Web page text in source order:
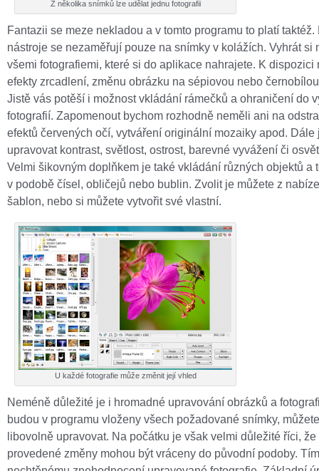
Z několika snímků lze udělat jednu fotografii
Fantazii se meze nekladou a v tomto programu to platí taktéž.
nástroje se nezaměřují pouze na snímky v kolážích. Vyhrát si
všemi fotografiemi, které si do aplikace nahrajete. K dispozici
efekty zrcadlení, změnu obrázku na sépiovou nebo
Jistě vás potěší i možnost vkládání rámečků a ohraničení do
fotografií. Zapomenout bychom rozhodně neměli ani na
efektů červených očí, vytváření originální mozaiky apod. Dále
upravovat kontrast, světlost, ostrost, barevné vyvážení či
Velmi šikovným doplňkem je také vkládání různých objektů a
v podobě čísel, obličejů nebo bublin. Zvolit je můžete z
šablon, nebo si můžete vytvořit své vlastní.
U každé fotografie může změnit její vhled
Neméně důležité je i hromadné upravování obrázků a
budou v programu vloženy všech požadované snímky,
libovolně upravovat. Na počátku je však velmi důležité říci, že
provedené změny mohou být vráceny do původní podoby.